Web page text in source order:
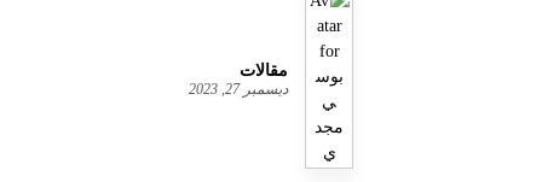
مقالات
ديسمبر 27, 2023